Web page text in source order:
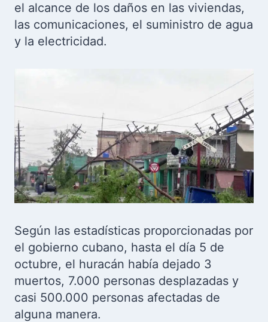
el alcance de los daños en las viviendas,
las comunicaciones, el suministro de agua
y la electricidad.
Según las estadísticas proporcionadas por
el gobierno cubano, hasta el día 5 de
octubre, el huracán había dejado 3
muertos, 7.000 personas desplazadas y
casi 500.000 personas afectadas de
alguna manera.